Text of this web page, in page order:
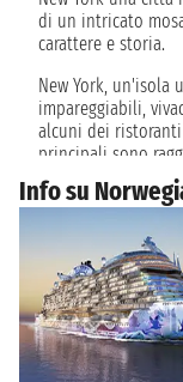
di un intricato
carattere e storia.
New York, un'isola
impareggiabili,
alcuni dei
principali sono
lontano dal porto
Scivola giù il
indimenticabili,
libertà. Nella città
hanno fine, dalle
fama mondiale,
Info su